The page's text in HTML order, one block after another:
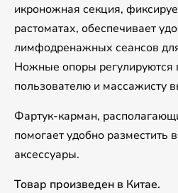
икроножная секция,
растоматах, обеспечивает
лимфодренажных сеансов
Ножные опоры регулируются
пользователю и массажисту
Фартук-карман,
помогает удобно разместить
аксессуары.
Товар произведен в Китае.